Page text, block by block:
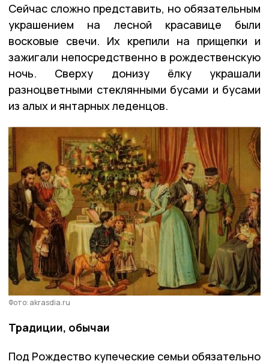
Сейчас сложно представить, но обязательным
украшением на лесной красавице были
восковые свечи. Их крепили на прищепки и
зажигали непосредственно в рождественскую
ночь. Сверху донизу ёлку украшали
разноцветными стеклянными бусами и бусами
из алых и янтарных леденцов.
Фото: akrasdia.ru
Традиции, обычаи
Под Рождество купеческие семьи обязательно